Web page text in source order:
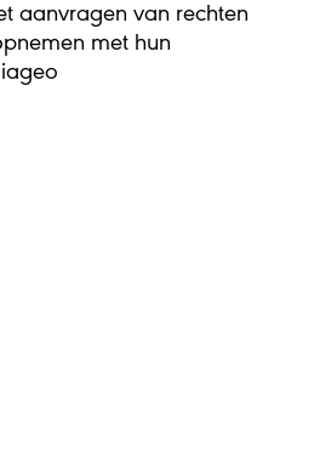
aanvragen van rechten
met hun